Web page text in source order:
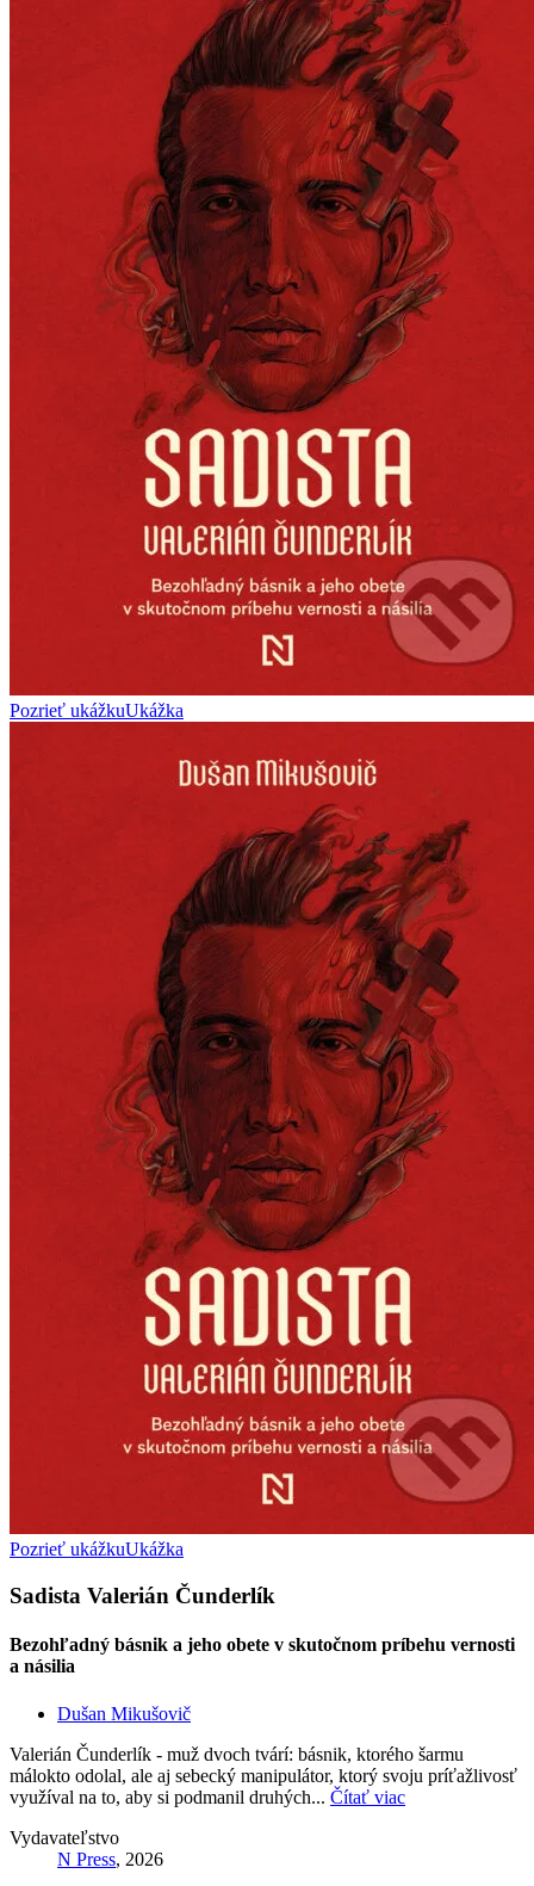
Pozrieť ukážkuUkážka
Pozrieť ukážkuUkážka
Sadista Valerián Čunderlík
Bezohľadný básnik a jeho obete v skutočnom príbehu vernosti
a násilia
Dušan Mikušovič
Valerián Čunderlík - muž dvoch tvárí: básnik, ktorého šarmu
málokto odolal, ale aj sebecký manipulátor, ktorý svoju príťažlivosť
využíval na to, aby si podmanil druhých... Čítať viac
Vydavateľstvo
N Press, 2026